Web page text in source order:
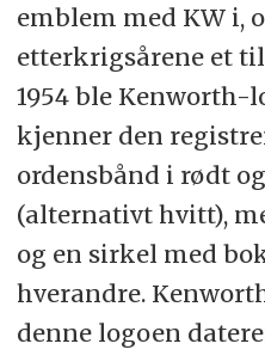
emblem med KW i,
etterkrigsårene et
1954 ble
kjenner den
ordensbånd i rødt
(alternativt hvitt),
og en sirkel med
hverandre.
denne logoen